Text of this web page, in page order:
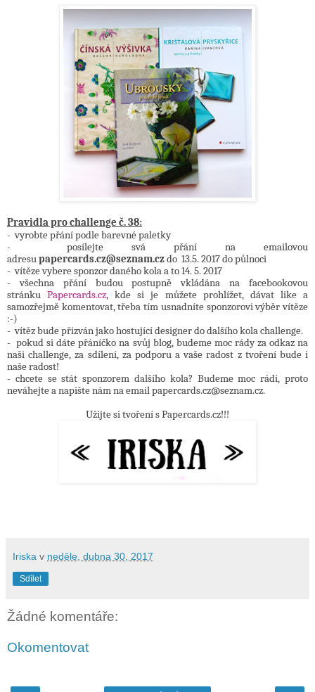
Pravidla pro challenge č. 38:
- vyrobte přání podle barevné paletky
- posílejte svá přání na emailovou
adresupapercards.cz@seznam.czdo 13.5. 2017 do půlnoci
- vítěze vybere sponzor daného kola a to 14. 5. 2017
- všechna přání budou postupně vkládána na facebookovou
stránku Papercards.cz, kde si je můžete prohlížet, dávat like a
samozřejmě komentovat, třeba tím usnadníte sponzorovi výběr vítěze
:-)
- vítěz bude přizván jako hostující designer do dalšího kola challenge.
- pokud si dáte přáníčko na svůj blog, budeme moc rády za odkaz na
naši challenge, za sdílení, za podporu a vaše radost z tvoření bude i
naše radost!
- chcete se stát sponzorem dalšího kola? Budeme moc rádi, proto
neváhejte a napište nám na email papercards.cz@seznam.cz.
Užijte si tvoření s Papercards.cz!!!
Iriska v neděle, dubna 30, 2017
Sdílet
Žádné komentáře:
Okomentovat